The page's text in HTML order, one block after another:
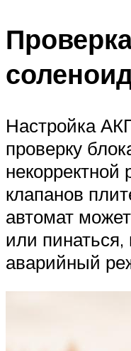
Настройка
проверку
некорректной
клапанов
автомат
или пинаться,
аварийный